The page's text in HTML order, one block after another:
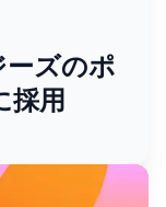
ズのポ
採用